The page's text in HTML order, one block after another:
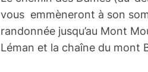
vous emmèneront à son
randonnée jusqu’au Mont
Léman et la chaîne du mont